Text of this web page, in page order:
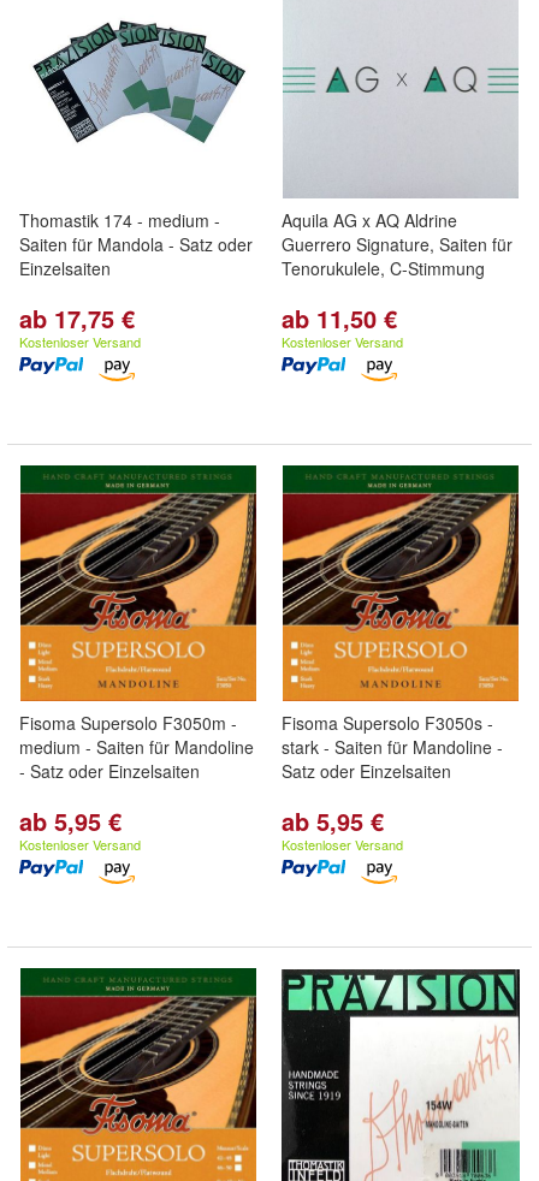
Thomastik 174 - medium -
Saiten für Mandola - Satz oder
Einzelsaiten
ab 17,75 €
Kostenloser Versand
Aquila AG x AQ Aldrine
Guerrero Signature, Saiten für
Tenorukulele, C-Stimmung
ab 11,50 €
Kostenloser Versand
Fisoma Supersolo F3050m -
medium - Saiten für Mandoline
- Satz oder Einzelsaiten
ab 5,95 €
Kostenloser Versand
Fisoma Supersolo F3050s -
stark - Saiten für Mandoline -
Satz oder Einzelsaiten
ab 5,95 €
Kostenloser Versand